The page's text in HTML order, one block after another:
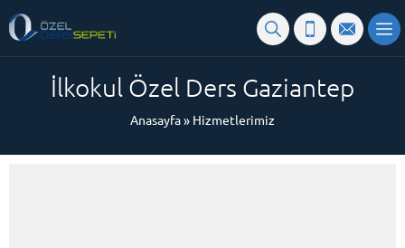
İlkokul Özel Ders Gaziantep
Anasayfa» Hizmetlerimiz